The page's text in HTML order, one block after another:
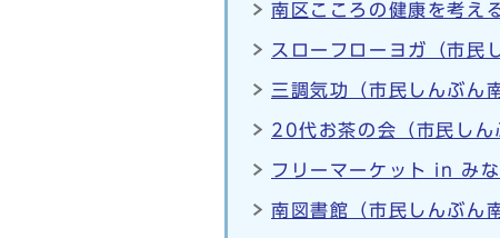
南区こころの健康を考
スローフローヨガ（市
三調気功（市民しんぶ
20代お茶の会（市民し
フリーマーケット in み
南図書館（市民しんぶ